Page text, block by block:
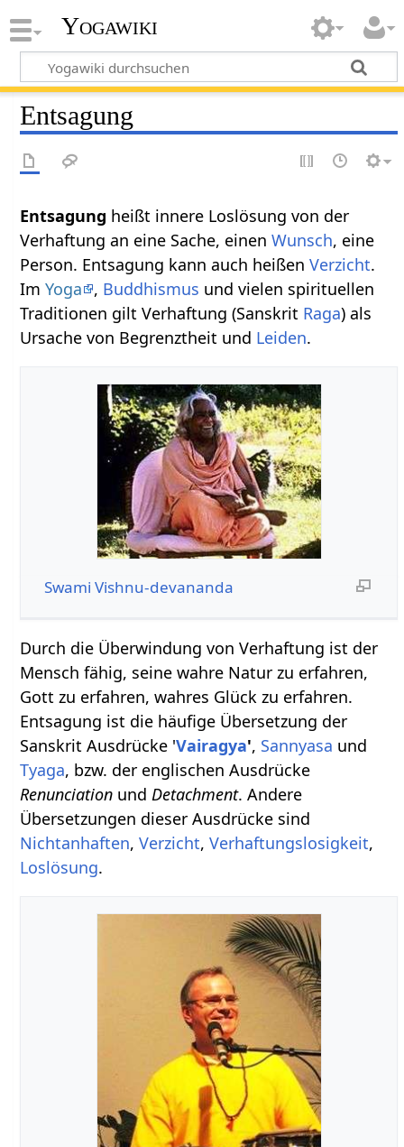
Yogawiki
Entsagung
Entsagung heißt innere Loslösung von der
Verhaftung an eine Sache, einenWunsch, eine
Person. Entsagung kann auch heißenVerzicht.
ImYoga , Buddhismus und vielen spirituellen
Traditionen gilt Verhaftung (Sanskrit Raga) als
Ursache von Begrenztheit und Leiden.
Swami Vishnu-devananda
Durch die Überwindung von Verhaftung ist der
Mensch fähig, seine wahre Natur zu erfahren,
Gott zu erfahren, wahres Glück zu erfahren.
Entsagung ist die häufige Übersetzung der
Sanskrit Ausdrücke 'Vairagya', Sannyasa und
Tyaga, bzw. der englischen Ausdrücke
Renunciation undDetachment. Andere
Übersetzungen dieser Ausdrücke sind
Nichtanhaften,Verzicht,Verhaftungslosigkeit,
Loslösung.